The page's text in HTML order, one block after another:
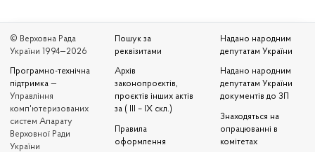
© Верховна Рада
України 1994—2026
Програмно-технічна
підтримка —
Управління
комп'ютеризованих
систем Апарату
Верховної Ради
України
Пошук за
реквізитами
Архів
законопроєктів,
проєктів інших актів
за ( III – IX скл.)
Правила
оформлення
Надано народним
депутатам України
Надано народним
депутатам України
документів до ЗП
Знаходяться на
опрацюванні в
комітетах